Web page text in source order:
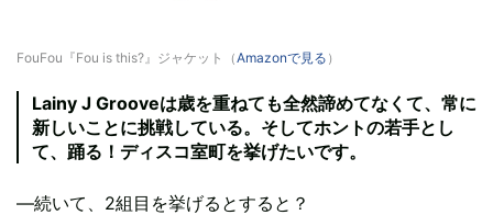
FouFou『Fou is this?』ジャケット（Amazonで見る ）
Lainy J Grooveは歳を重ねても全然諦めてなくて、常に
新しいことに挑戦している。そしてホントの若手とし
て、踊る！ディスコ室町を挙げたいです。
―続いて、2組目を挙げるとすると？